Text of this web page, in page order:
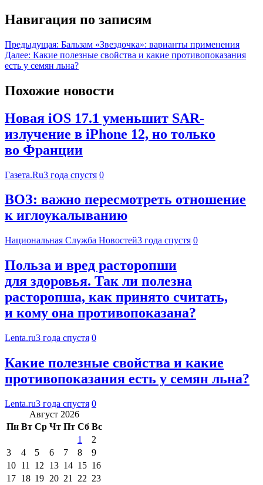
Навигация по записям
Предыдущая: Бальзам «Звездочка»: варианты применения
Далее: Какие полезные свойства и какие противопоказания
есть у семян льна?
Похожие новости
Новая iOS 17.1 уменьшит SAR-
излучение в iPhone 12, но только
во Франции
Газета.Ru3 года спустя 0
ВОЗ: важно пересмотреть отношение
к иглоукалыванию
Национальная Служба Новостей3 года спустя 0
Польза и вред расторопши
для здоровья. Так ли полезна
расторопша, как принято считать,
и кому она противопоказана?
Lenta.ru3 года спустя 0
Какие полезные свойства и какие
противопоказания есть у семян льна?
Lenta.ru3 года спустя 0
Август 2026
Пн Вт Ср Чт Пт Сб Вс
1
2
3
4 5 6 7 8
9
10 11 12 13 14 15 16
17 18 19 20 21 22 23